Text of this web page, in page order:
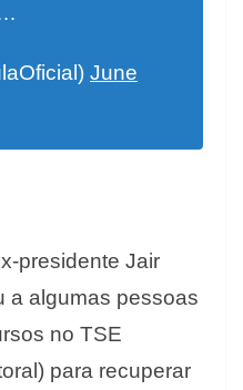
June
presidente Jair
a algumas pessoas
no TSE
para recuperar